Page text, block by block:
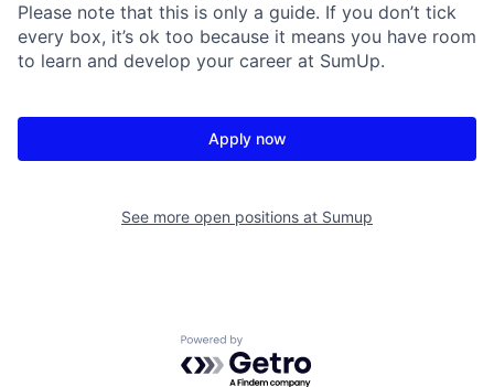
Please note that this is only a guide. If you don’t tick
every box, it’s ok too because it means you have room
to learn and develop your career at SumUp.
Apply now
See more open positions at Sumup
Powered by Getro.com